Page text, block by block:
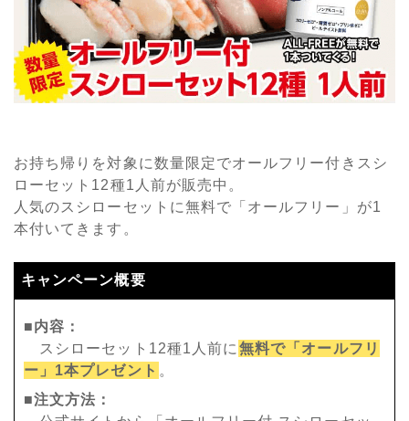
お持ち帰りを対象に数量限定でオールフリー付きスシ
ローセット12種1人前が販売中。
人気のスシローセットに無料で「オールフリー」が1
本付いてきます。
キャンペーン概要
■内容：
スシローセット12種1人前に 無料で「オールフリ
ー」1本プレゼント 。
■注文方法：